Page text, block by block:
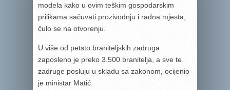
modela kako u ovim teškim gospodarskim
prilikama sačuvati prozivodnju i radna mjesta,
čulo se na otvorenju.
U više od petsto braniteljskih zadruga
zaposleno je preko 3.500 branitelja, a sve te
zadruge posluju u skladu sa zakonom, ocijenio
je ministar Matić.